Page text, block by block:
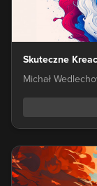
Skuteczne
Michał